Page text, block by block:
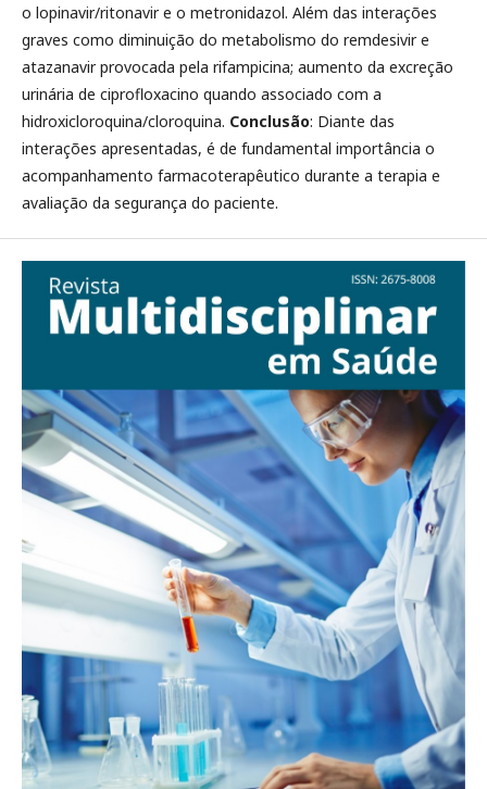
o lopinavir/ritonavir e o metronidazol. Além das interações
graves como diminuição do metabolismo do remdesivir e
atazanavir provocada pela rifampicina; aumento da excreção
urinária de ciprofloxacino quando associado com a
hidroxicloroquina/cloroquina. Conclusão: Diante das
interações apresentadas, é de fundamental importância o
acompanhamento farmacoterapêutico durante a terapia e
avaliação da segurança do paciente.